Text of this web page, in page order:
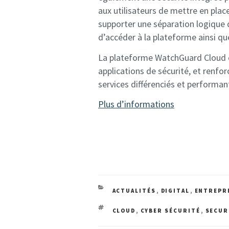
aux utilisateurs de mettre en
supporter une séparation logique
d’accéder à la plateforme ainsi
La plateforme WatchGuard
applications de sécurité, et
services différenciés et
Plus d’informations
CATEGORIES
ACTUALITÉS , DIGITAL ,
TAGS
CLOUD , CYBER SÉCURITÉ ,